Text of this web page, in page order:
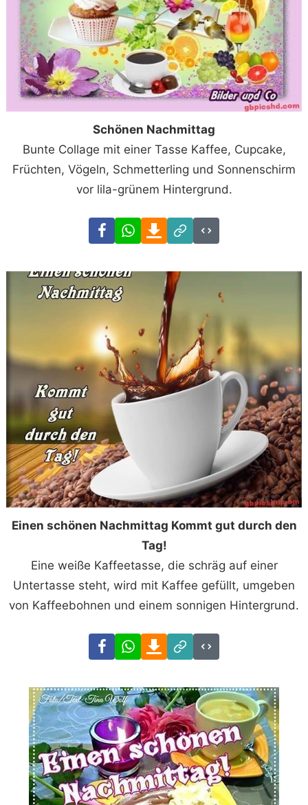
Schönen Nachmittag
Bunte Collage mit einer Tasse Kaffee, Cupcake,
Früchten, Vögeln, Schmetterling und Sonnenschirm
vor lila-grünem Hintergrund.
FacebookWhatsAppDownload
Link
Code
Einen schönen Nachmittag Kommt gut durch den
Tag!
Eine weiße Kaffeetasse, die schräg auf einer
Untertasse steht, wird mit Kaffee gefüllt, umgeben
von Kaffeebohnen und einem sonnigen Hintergrund.
FacebookWhatsAppDownload
Link
Code